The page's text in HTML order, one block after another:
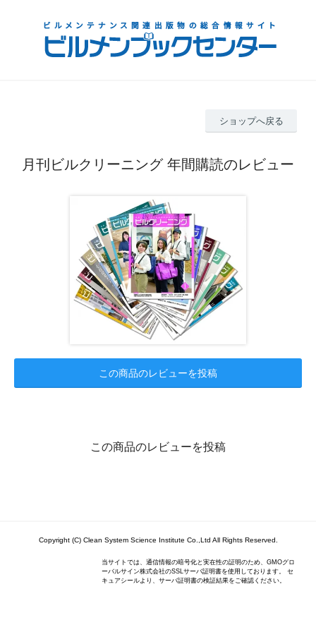
ショップへ戻る
月刊ビルクリーニング 年間購読のレビュー
この商品のレビューを投稿
この商品のレビューを投稿
Copyright (C) Clean System Science Institute Co.,Ltd All Rights Reserved.
当サイトでは、通信情報の暗号化と実在性の証明のため、GMOグロ
ーバルサイン株式会社のSSLサーバ証明書を使用しております。 セ
キュアシールより、サーバ証明書の検証結果をご確認ください。